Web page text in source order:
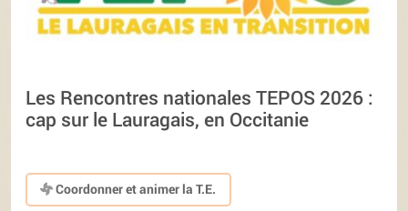
Les Rencontres nationales TEPOS 2026 :
cap sur le Lauragais, en Occitanie
Coordonner et animer la T.E.